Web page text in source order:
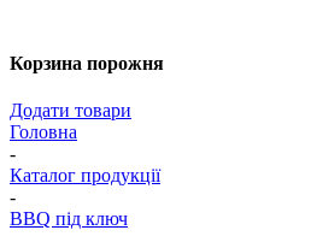
Корзина порожня
Додати товари
Головна
-
Каталог продукції
-
BBQ під ключ